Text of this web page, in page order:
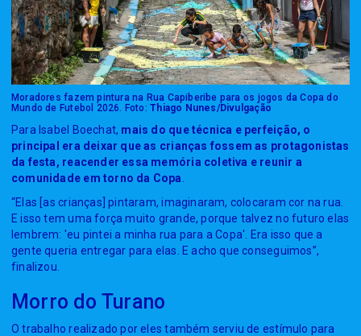
Moradores fazem pintura na Rua Capiberibe para os jogos da Copa do
Mundo de Futebol 2026. Foto:Thiago Nunes/Divulgação
Para Isabel Boechat, mais do que técnica e perfeição, o
principal era deixar que as crianças fossem as protagonistas
da festa, reacender essa memória coletiva e reunir a
comunidade em torno da Copa
“Elas [as crianças] pintaram, imaginaram, colocaram cor na rua.
E isso tem uma força muito grande, porque talvez no futuro elas
lembrem: 'eu pintei a minha rua para a Copa'. Era isso que a
gente queria entregar para elas. E acho que conseguimos”,
finalizou.
Morro do Turano
O trabalho realizado por eles também serviu de estímulo para